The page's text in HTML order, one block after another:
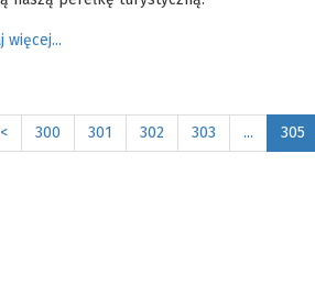
więcej...
< 300 301 302 303 ... 305